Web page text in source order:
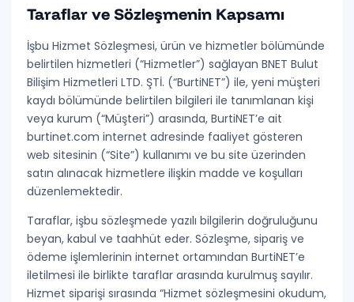
GENERAL
Bank Accounts
Terms of Service
Distance Sales Agreement
Refund & Cancellation Policy
Contact
Privacy Policy
Cookie Policy
Personal Data Protection Notice (KVKK)
Taraflar ve Sözleşmenin Kapsamı
İşbu Hizmet Sözleşmesi, ürün ve hizmetler bölümünde
belirtilen hizmetleri (“Hizmetler”) sağlayanBNET Bulut
Bilişim Hizmetleri LTD. ŞTİ. (“BurtiNET”) ile, yeni müşteri
kaydı bölümünde belirtilen bilgileri ile tanımlanan kişi
veya kurum (“Müşteri”) arasında, BurtiNET’e ait
burtinet.com internet adresinde faaliyet gösteren
web sitesinin (“Site”) kullanımı ve bu site üzerinden
satın alınacak hizmetlere ilişkin madde ve koşulları
düzenlemektedir.
Taraflar, işbu sözleşmede yazılı bilgilerin doğruluğunu
beyan, kabul ve taahhüt eder. Sözleşme, sipariş ve
ödeme işlemlerinin internet ortamından BurtiNET’e
iletilmesi ile birlikte taraflar arasında kurulmuş sayılır.
Hizmet siparişi sırasında “Hizmet sözleşmesini okudum,